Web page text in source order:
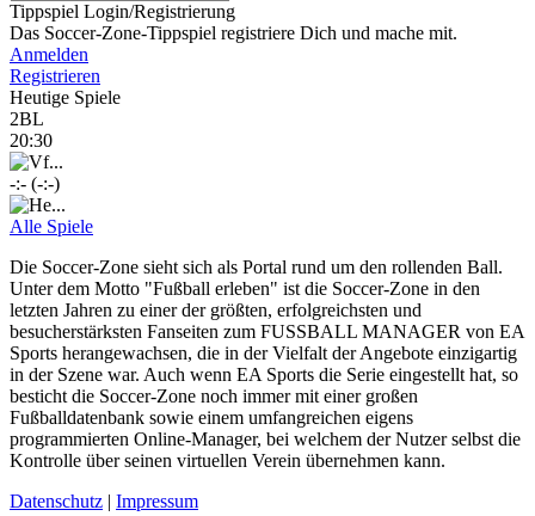
Tippspiel Login/Registrierung
Das Soccer-Zone-Tippspiel registriere Dich und mache mit.
Anmelden
Registrieren
Heutige Spiele
2BL
20:30
-:- (-:-)
Alle Spiele
Die Soccer-Zone sieht sich als Portal rund um den rollenden Ball.
Unter dem Motto "Fußball erleben" ist die Soccer-Zone in den
letzten Jahren zu einer der größten, erfolgreichsten und
besucherstärksten Fanseiten zum FUSSBALL MANAGER von EA
Sports herangewachsen, die in der Vielfalt der Angebote einzigartig
in der Szene war. Auch wenn EA Sports die Serie eingestellt hat, so
besticht die Soccer-Zone noch immer mit einer großen
Fußballdatenbank sowie einem umfangreichen eigens
programmierten Online-Manager, bei welchem der Nutzer selbst die
Kontrolle über seinen virtuellen Verein übernehmen kann.
Datenschutz | Impressum